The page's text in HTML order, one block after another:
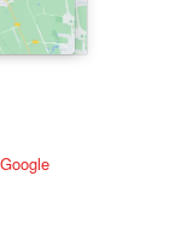
Google